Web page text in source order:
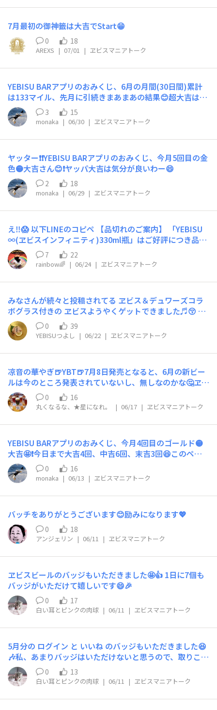
7月最初の御神籤は大吉でStart😁​
0 18
AREXS | 07/01 | ヱビスマニアトーク
YEBISU BARアプリのおみくじ、6月の月間(30日間)累計
は133マイル、先月に引続きまあまあの結果😊超大吉はま
たもや出ずも、大吉5回、中吉11回が寄与😄
3 15
monaka | 06/30 | ヱビスマニアトーク
ヤッター❗❗YEBISU BARアプリのおみくじ、今月5回目の金
色🟡大吉さん😊❗ヤッパ大吉は気分が良いわー😄
2 18
monaka | 06/29 | ヱビスマニアトーク
え‼️😱 以下LINEのコピペ 【品切れのご案内】 「YEBISU
∞(ヱビスインフィニティ)330ml瓶」はご好評につき品切
れとなりました。 次回入荷は8月頃を予定しております。
続報はLINEおよびXにてお知らせいたしますので、ぜひチ
ェックしてください。
7 22
rainbow🌈 | 06/24 | ヱビスマニアトーク
みなさんが続々と投稿されてる ヱビス＆デュワーズコラ
ボグラス付きの ヱビスようやくゲットできました♬😚 こ
れで二段腹グラスと三段腹グラスの 両方揃いました♬👍
YEBIつよ行きつけの 酒のやまやにようやく入荷♬ 庶民の
YEBIつよ、少しでもお安くと スーパーで買うのを我慢し
て 待っておりました🤭 で、その帰りに寄ったスギ薬局に
り¥20も安かった😱 後悔、先に立たず‼️😂
0 39
YEBISUつよし | 06/22 | ヱビスマニアトーク
凉音の華やぎ🍺YBT🍺7月8日発売となると、6月の新ビー
ルは今のところ発表されていないし、無しなのかな🤔ヱビ
スビール×矢沢あい 共創企画第2弾 「ヱビスの美人画と
宵祭り」7月8日(水)から東京、7月13日(月)から名古屋で
開催 | ニュースリリース | サッポロビール https://share.
google/OTEqqNWENFOfRLUxT
0 16
丸くなるな、★星になれ。 | 06/17 | ヱビスマニアトーク
YEBISU BARアプリのおみくじ、今月4回目のゴールド🟡
大吉🤩❗今日まで大吉4回、中吉6回、末吉3回😆このペー
ス、続いて欲しいなー😃
0 16
monaka | 06/13 | ヱビスマニアトーク
バッチをありがとうございます😊励みになります💖
0 18
アンジェリン | 06/11 | ヱビスマニアトーク
ヱビスビールのバッジもいただきました🤩👍 1日に7個も
バッジがいただけて嬉しいです😄🎉
0 17
白い耳とピンクの肉球 | 06/11 | ヱビスマニアトーク
5月分の ログイン と いいね のバッジもいただきました😆
🎶私、あまりバッジはいただけないと思うので、取りこぼ
しのないようコツコツ集めようと思います😂💦
0 13
白い耳とピンクの肉球 | 06/11 | ヱビスマニアトーク